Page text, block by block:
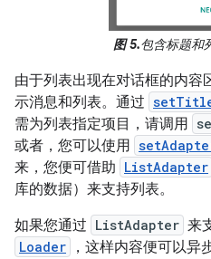
图 5.包含标题和
由于列表出现在对话框的内容
示消息和列表。通过
需为列表指定项目，请调用
或者，您可以使用
来，您便可借助 ListAdapter
库的数据）来支持列表。
如果您通过 ListAdapter 来
Loader ，这样内容便可以异